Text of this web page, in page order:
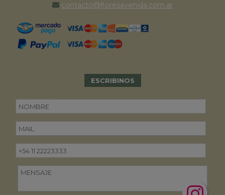
contacto@floresavenida.com.ar
ESCRIBINOS